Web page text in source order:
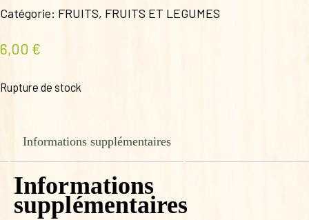
Catégorie: FRUITS, FRUITS ET LEGUMES
6,00 €
Rupture de stock
Informations supplémentaires
Informations
supplémentaires